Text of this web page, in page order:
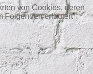
von Cookies, deren
Folgenden erläutert